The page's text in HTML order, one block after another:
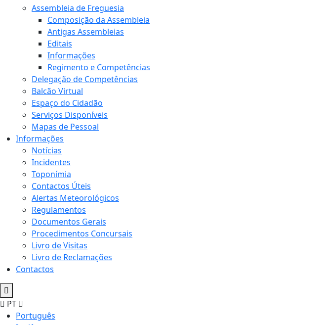
Assembleia de Freguesia
Composição da Assembleia
Antigas Assembleias
Editais
Informações
Regimento e Competências
Delegação de Competências
Balcão Virtual
Espaço do Cidadão
Serviços Disponíveis
Mapas de Pessoal
Informações
Notícias
Incidentes
Toponímia
Contactos Úteis
Alertas Meteorológicos
Regulamentos
Documentos Gerais
Procedimentos Concursais
Livro de Visitas
Livro de Reclamações
Contactos
PT
Português